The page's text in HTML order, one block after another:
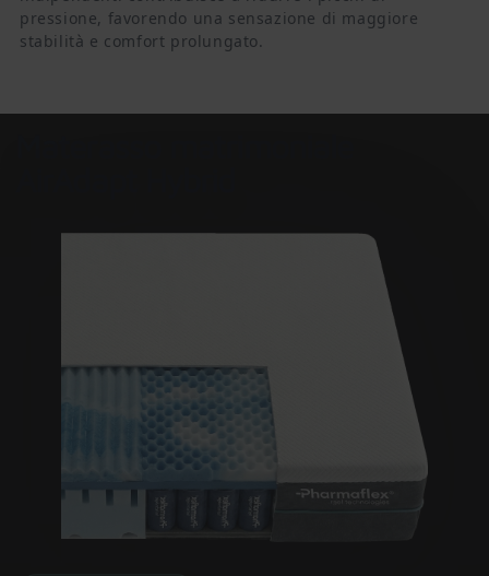
pressione, favorendo una sensazione di maggiore
stabilità e comfort prolungato.